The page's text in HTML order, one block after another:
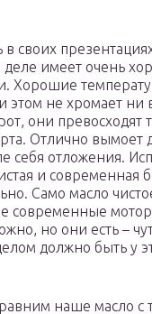
своих
деле имеет очень
Хорошие
этом не хромает ни
они превосходят
Отлично вымоет
себя отложения.
и современная
Само масло
современные
но они есть –
должно быть у
наше масло с